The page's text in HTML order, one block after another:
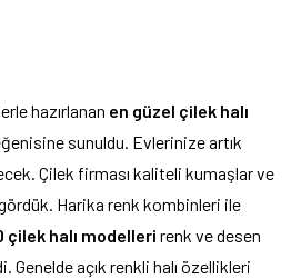
hazırlanan en güzel çilek halı
sunuldu. Evlerinize artık
Çilek firması kaliteli kumaşlar ve
Harika renk kombinleri ile
çilek halı modelleri renk ve desen
Genelde açık renkli halı özellikleri